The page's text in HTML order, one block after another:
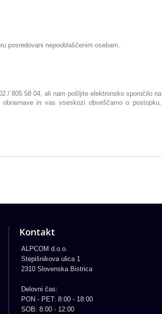
posredovani nepooblaščenim osebam.
/ 805 58 04, ali nam pošljite elektronsko sporočilo na
in vas vseskozi obveščamo o postopku.
Kontakt
ALPCOM d.o.o.
Stepišnikova ulica 1
2310 Slovenska Bistrica
Delovni čas:
PON - PET: 8:00 - 18:00
SOB: 8:00 - 12:00